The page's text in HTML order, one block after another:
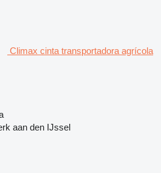
Climax cinta transportadora agrícola
aan den IJssel